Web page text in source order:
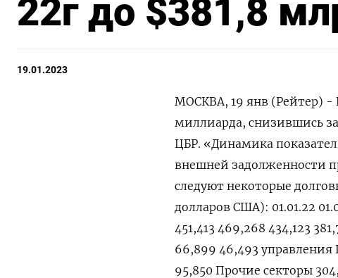
22г до $381,8
19.01.2023
МОСКВА, 19 янв (Рейтер) -
миллиарда, снизившись
ЦБР. «Динамика
внешней задолженности
следуют некоторые
долларов США): 01.01.22
451,413 469,268 434,123
66,899 46,493 управления
95,850 Прочие секторы